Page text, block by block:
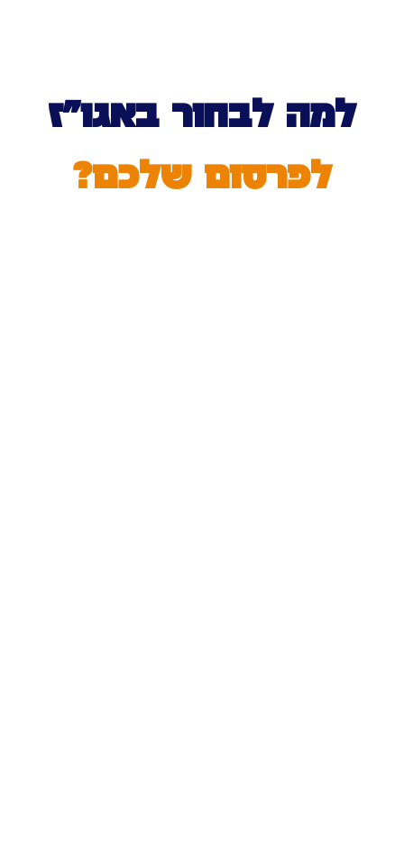
למה לבחור באגו”ז
לפרסום שלכם?